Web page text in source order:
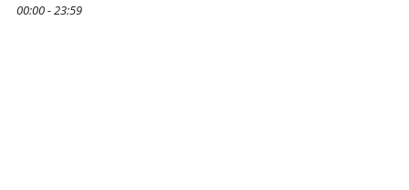
00:00 - 23:59